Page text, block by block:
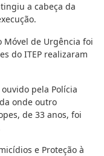
a cabeça da
Móvel de Urgência foi
do ITEP realizaram
pela Polícia
onde outro
de 33 anos, foi
e Proteção à